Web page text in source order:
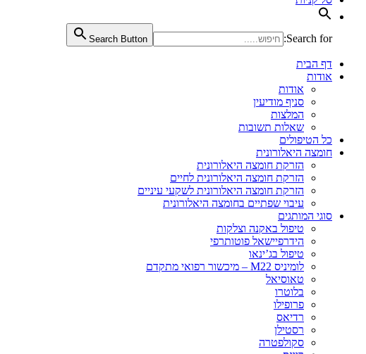
Search for:
Search Button
דף הבית
אודות
אודות
סניף מודיעין
המלצות
שאלות תשובות
כל הטיפולים
חומצה היאלורונית
הזרקת חומצה היאלורונית
הזרקת חומצה היאלורונית לחיים
הזרקת חומצה היאלורונית לשקעי עיניים
עיבוי שפתיים בחומצה היאלורונית
סוגי המותגים
טיפול באקנה וצלקות
הידרפיישאל פוטותרפי
טיפול בג’ינאו
לומיניס M22 – מיכשור רפואי מתקדם
טאוסיאל
בלוטרו
פרופילו
רדיאס
רסטילן
סקולפטרה